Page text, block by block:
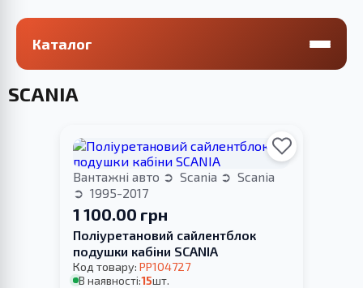
Каталог
SCANIA
Вантажні авто Scania
Scania
1995-2017
1 100.00 грн
Поліуретановий сайлентблок
подушки кабіни SCANIA
Код товару: PP104727
В наявності:15шт.